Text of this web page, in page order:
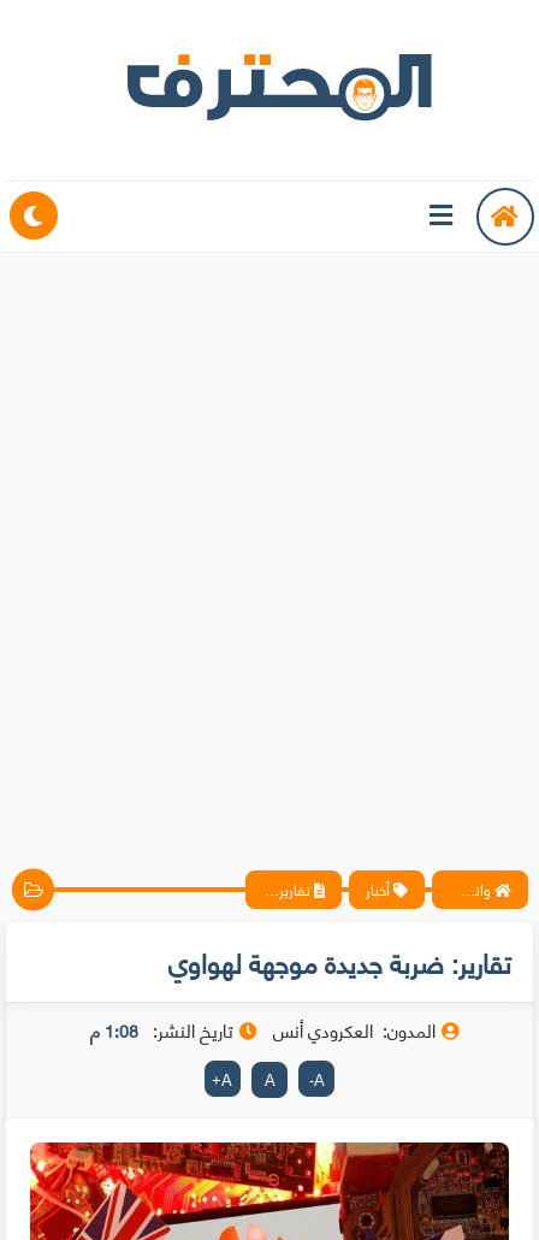
واتس آب ، فيسبوك ، أنترنت ، شروحات تقنية حصرية - المحترف أخبار تقارير: ضربة جديدة موجهة لهواوي
تقارير: ضربة جديدة موجهة لهواوي
المدون: العكرودي أنس تاريخ النشر: 1:08 م
A
-
A
A
+